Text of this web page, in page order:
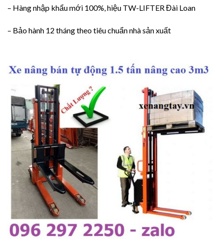
– Hàng nhập khẩu mới 100%, hiệu TW-LIFTER Đài Loan
– Bảo hành 12 tháng theo tiêu chuẩn nhà sản xuất